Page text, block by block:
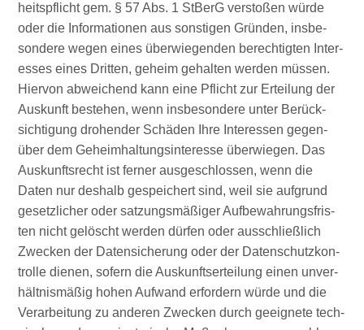
heits­pflicht gem. § 57 Abs. 1 StBerG ver­sto­ßen wür­de
oder die Infor­ma­tio­nen aus sons­ti­gen Grün­den, ins­be­
son­de­re wegen eines über­wie­gen­den berech­tig­ten Inter­
es­ses eines Drit­ten, geheim gehal­ten wer­den müs­sen.
Hier­von abwei­chend kann eine Pflicht zur Ertei­lung der
Aus­kunft bestehen, wenn ins­be­son­de­re unter Berück­
sich­ti­gung dro­hen­der Schä­den Ihre Inter­es­sen gegen­
über dem Geheim­hal­tungs­in­ter­es­se über­wie­gen. Das
Aus­kunfts­recht ist fer­ner aus­ge­schlos­sen, wenn die
Daten nur des­halb gespei­chert sind, weil sie auf­grund
gesetz­li­cher oder sat­zungs­mä­ßi­ger Auf­be­wah­rungs­fris­
ten nicht gelöscht wer­den dür­fen oder aus­schließ­lich
Zwe­cken der Daten­si­che­rung oder der Daten­schutz­kon­
trol­le die­nen, sofern die Aus­kunfts­er­tei­lung einen unver­
hält­nis­mä­ßig hohen Auf­wand erfor­dern wür­de und die
Ver­ar­bei­tung zu ande­ren Zwe­cken durch geeig­ne­te tech­